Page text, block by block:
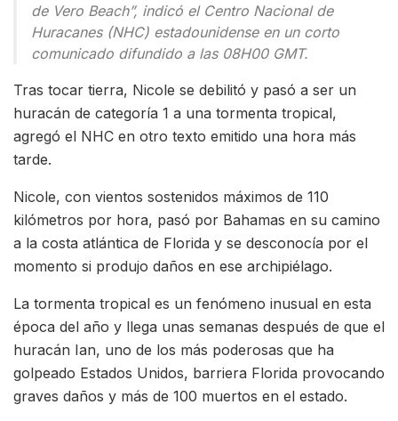
de Vero Beach”, indicó el Centro Nacional de
Huracanes (NHC) estadounidense en un corto
comunicado difundido a las 08H00 GMT.
Tras tocar tierra, Nicole se debilitó y pasó a ser un
huracán de categoría 1 a una tormenta tropical,
agregó el NHC en otro texto emitido una hora más
tarde.
Nicole, con vientos sostenidos máximos de 110
kilómetros por hora, pasó por Bahamas en su camino
a la costa atlántica de Florida y se desconocía por el
momento si produjo daños en ese archipiélago.
La tormenta tropical es un fenómeno inusual en esta
época del año y llega unas semanas después de que el
huracán Ian, uno de los más poderosas que ha
golpeado Estados Unidos, barriera Florida provocando
graves daños y más de 100 muertos en el estado.